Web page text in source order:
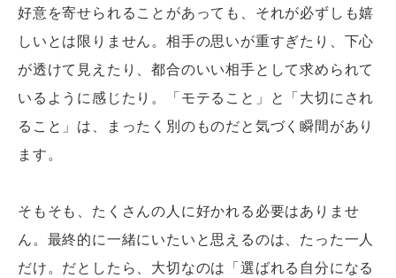
好意を寄せられることがあっても、それが必ずしも嬉
しいとは限りません。相手の思いが重すぎたり、下心
が透けて見えたり、都合のいい相手として求められて
いるように感じたり。「モテること」と「大切にされ
ること」は、まったく別のものだと気づく瞬間があり
ます。
そもそも、たくさんの人に好かれる必要はありませ
ん。最終的に一緒にいたいと思えるのは、たった一人
だけ。だとしたら、大切なのは「選ばれる自分になる